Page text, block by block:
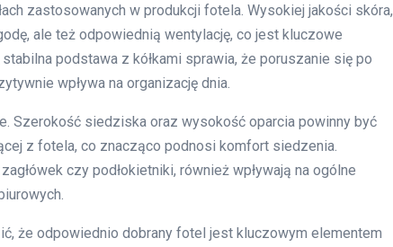
zastosowanych w produkcji fotela. Wysokiej jakości skóra,
ale też odpowiednią wentylację, co jest kluczowe
podstawa z kółkami sprawia, że poruszanie się po
wpływa na organizację dnia.
Szerokość siedziska oraz wysokość oparcia powinny być
z fotela, co znacząco podnosi komfort siedzenia.
czy podłokietniki, również wpływają na ogólne
że odpowiednio dobrany fotel jest kluczowym elementem